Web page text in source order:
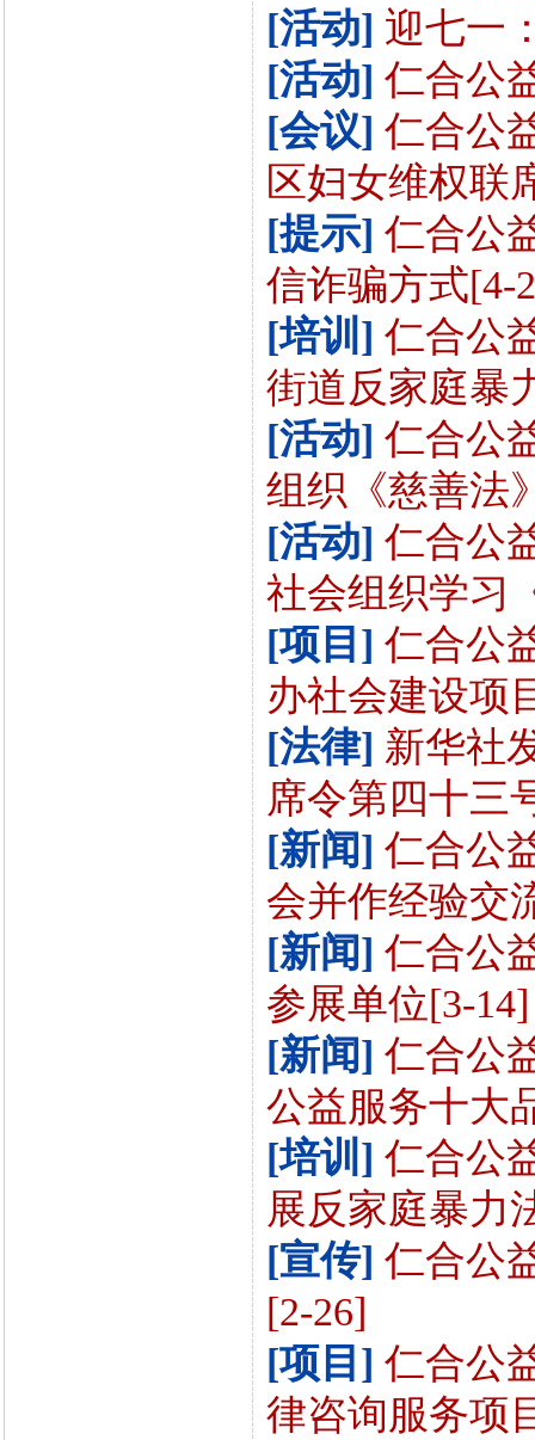
[活动] 迎七一
[活动] 仁合公
[会议] 仁合公
区妇女维权联
[提示] 仁合公
信诈骗方式[4-
[培训] 仁合公
街道反家庭暴
[活动] 仁合公
组织《慈善法
[活动] 仁合公
社会组织学习
[项目] 仁合公
办社会建设项
[法律] 新华社
席令第四十三
[新闻] 仁合公
会并作经验交
[新闻] 仁合公
参展单位[3-14]
[新闻] 仁合公
公益服务十大
[培训] 仁合公
展反家庭暴力
[宣传] 仁合公
[2-26]
[项目] 仁合公
律咨询服务项